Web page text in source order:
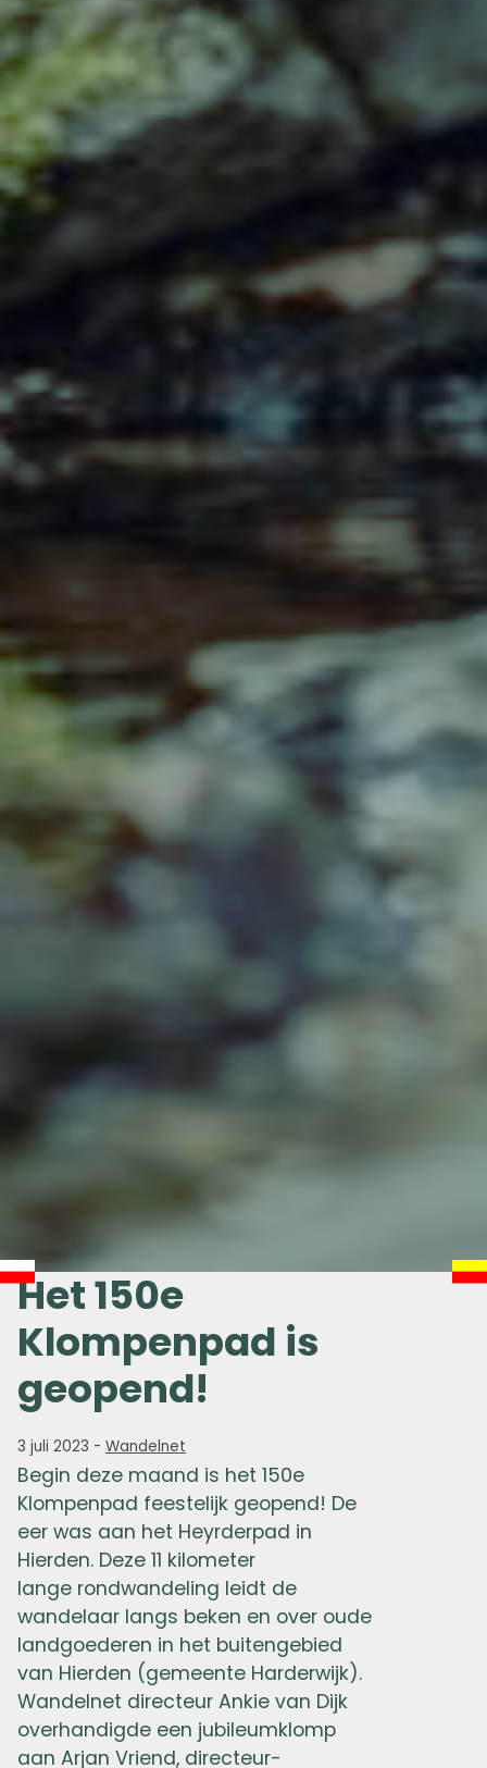
Het 150e
Klompenpad is
geopend!
3 juli 2023 - Wandelnet
Begin deze maand is het 150e
Klompenpad feestelijk geopend! De
eer was aan het Heyrderpad in
Hierden. Deze 11 kilometer
lange rondwandeling leidt de
wandelaar langs beken en over oude
landgoederen in het buitengebied
van Hierden (gemeente Harderwijk).
Wandelnet directeur Ankie van Dijk
overhandigde een jubileumklomp
aan Arjan Vriend, directeur-